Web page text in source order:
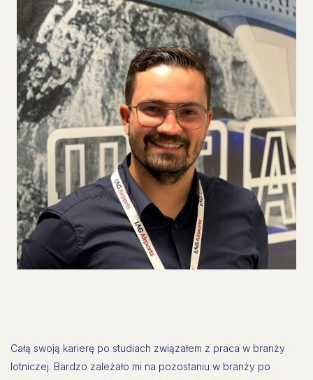
Całą swoją karierę po studiach związałem z praca w branży
lotniczej. Bardzo zależało mi na pozostaniu w branży po